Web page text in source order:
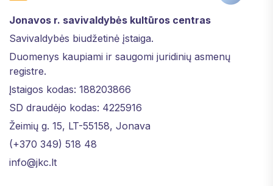
Jonavos r. savivaldybės kultūros centras
Savivaldybės biudžetinė įstaiga.
Duomenys kaupiami ir saugomi juridinių asmenų
registre.
Įstaigos kodas: 188203866
SD draudėjo kodas: 4225916
Žeimių g. 15, LT-55158, Jonava
(+370 349) 518 48
info@jkc.lt